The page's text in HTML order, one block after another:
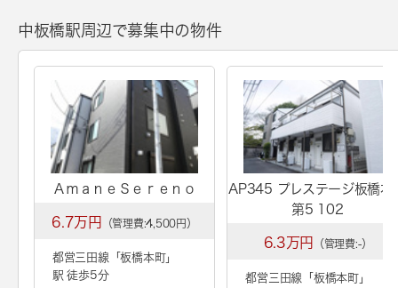
中板橋駅周辺で募集中の物件
ＡｍａｎｅＳｅｒｅｎｏ
6.7万円 （管理費:4,500円）
都営三田線「板橋本町」
駅 徒歩5分
AP345 プレステージ板橋本
第5 102
6.3万円 （管理費:-）
都営三田線「 板橋本町」